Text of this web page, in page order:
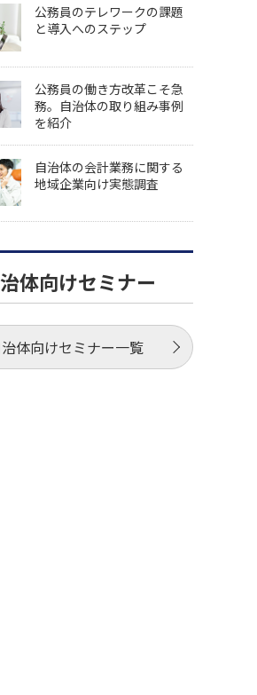
公務員のテレワークの課題
と導入へのステップ
公務員の働き方改革こそ急
務。自治体の取り組み事例
を紹介
自治体の会計業務に関する
地域企業向け実態調査
体向けセミナー
体向けセミナー一覧